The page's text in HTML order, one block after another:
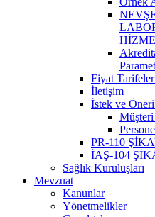
Fiyat
İletişim
İstek ve
PR-110
İAŞ-104
Sağlık Kuruluşları
Mevzuat
Kanunlar
Yönetmelikler